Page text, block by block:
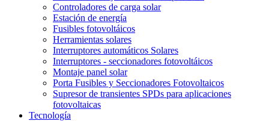
Controladores de carga solar
Estación de energía
Fusibles fotovoltáicos
Herramientas solares
Interruptores automáticos Solares
Interruptores - seccionadores fotovoltáicos
Montaje panel solar
Porta Fusibles y Seccionadores Fotovoltaicos
Supresor de transientes SPDs para aplicaciones
fotovoltaicas
Tecnología